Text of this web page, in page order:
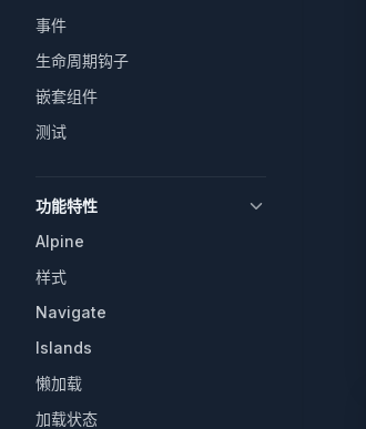
事件
生命周期钩子
嵌套组件
测试
功能特性
Alpine
样式
Navigate
Islands
懒加载
加载状态